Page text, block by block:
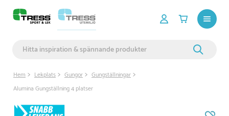
Hem Lekplats Gungor
Gungställningar
Alumina Gungställning 4 platser